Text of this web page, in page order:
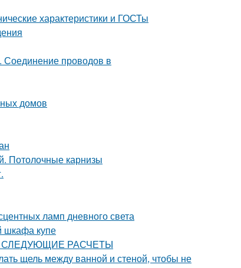
характеристики и ГОСТы
Соединение проводов в
домов
Потолочные карнизы
ламп дневного света
шкафа купе
СЛЕДУЮЩИЕ РАСЧЕТЫ
щель между ванной и стеной, чтобы не